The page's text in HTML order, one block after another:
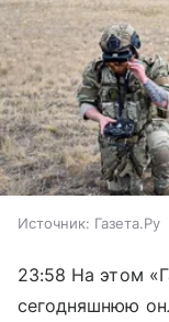
Источник: Газета.Ру
23:58 На этом
сегодняшнюю